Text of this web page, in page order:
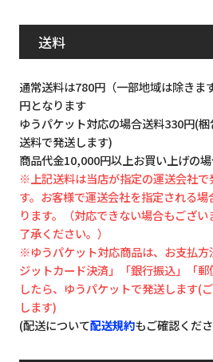
送料
通常送料は780円（一部地域は除き
円となります
ゆうパケット対応の場合送料330円(
送料で発送します)
商品代金10,000円以上お買い上げの
※上記送料は当店が指定の運送会社で
す。お客様で運送会社を指定される
ります。（対応できない場合もござ
了承ください。）
※ゆうパケット対応商品は、お支払方
ジットカード決済」「銀行振込」「
したら、ゆうパケットで発送します(
します)
(配送について配送規約もご確認くだ